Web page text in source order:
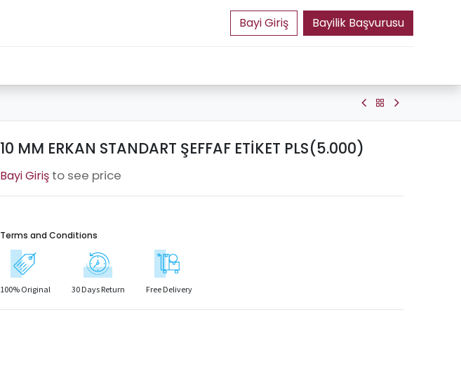
Bayilik Başvurusu
10 MM ERKAN STANDART ŞEFFAF ETİKET PLS(5.000)
to see price
Terms and Conditions
100% Original 30 Days Return Free Delivery